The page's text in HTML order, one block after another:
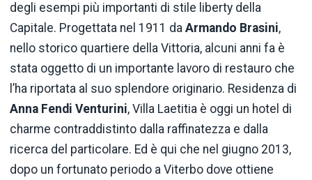
degli esempi più importanti di stile liberty della
Capitale. Progettata nel 1911 da Armando Brasini,
nello storico quartiere della Vittoria, alcuni anni fa è
stata oggetto di un importante lavoro di restauro che
l’ha riportata al suo splendore originario. Residenza di
Anna Fendi Venturini, Villa Laetitia è oggi un hotel di
charme contraddistinto dalla raffinatezza e dalla
ricerca del particolare. Ed è qui che nel giugno 2013,
dopo un fortunato periodo a Viterbo dove ottiene